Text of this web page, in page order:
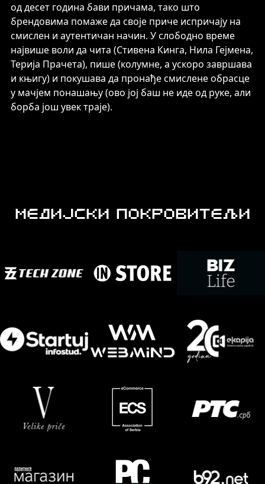
од десет година бави причама, тако што
брендовима помаже да своје приче испричају на
смислен и аутентичан начин. У слободно време
највише воли да чита (Стивена Кинга, Нила Гејмена,
Терија Прачета), пише (колумне, а ускоро завршава
и књигу) и покушава да пронађе смислене обрасце
у мачјем понашању (ово јој баш не иде од руке, али
борба још увек траје).
МЕДИЈСКИ ПОКРОВИТЕЉИ